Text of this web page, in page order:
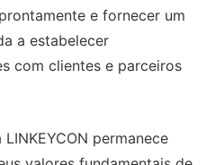
e fornecer um
a estabelecer
com clientes e parceiros
permanece